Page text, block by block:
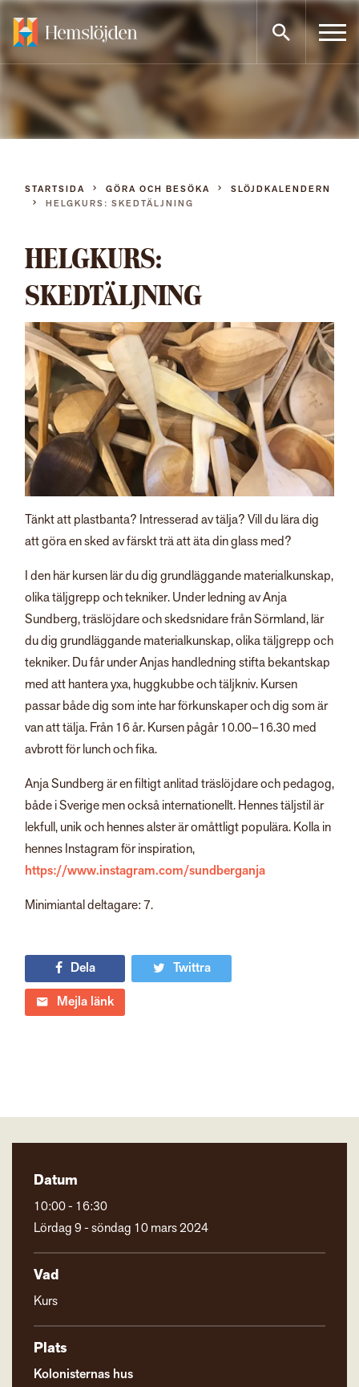
Gå
direkt
till
innehållet
STARTSIDA GÖRA OCH BESÖKA
SLÖJDKALENDERN
HELGKURS: SKEDTÄLJNING
HELGKURS:
SKEDTÄLJNING
Tänkt att plastbanta? Intresserad av tälja? Vill du lära dig
att göra en sked av färskt trä att äta din glass med?
I den här kursen lär du dig grundläggande materialkunskap,
olika täljgrepp och tekniker. Under ledning av Anja
Sundberg, träslöjdare och skedsnidare från Sörmland, lär
du dig grundläggande materialkunskap, olika täljgrepp och
tekniker. Du får under Anjas handledning stifta bekantskap
med att hantera yxa, huggkubbe och täljkniv. Kursen
passar både dig som inte har förkunskaper och dig som är
van att tälja. Från 16 år. Kursen pågår 10.00–16.30 med
avbrott för lunch och fika.
Anja Sundberg är en filtigt anlitad träslöjdare och pedagog,
både i Sverige men också internationellt. Hennes täljstil är
lekfull, unik och hennes alster är omåttligt populära. Kolla in
hennes Instagram för inspiration,
https://www.instagram.com/sundberganja
Minimiantal deltagare: 7.
Dela
Twittra
Mejla länk
Datum
10:00 - 16:30
Lördag 9 - söndag 10 mars 2024
Vad
Kurs
Plats
Kolonisternas hus